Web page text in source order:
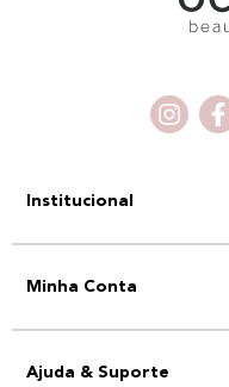
Institucional
Minha Conta
Ajuda & Suporte